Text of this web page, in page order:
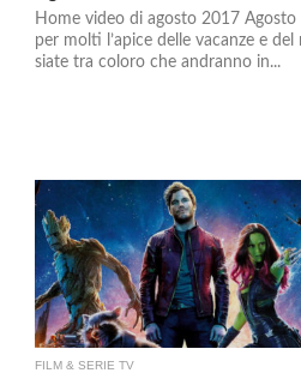
Home video di agosto 2017 Agosto
per molti l’apice delle vacanze e del
siate tra coloro che andranno in...
FILM & SERIE TV